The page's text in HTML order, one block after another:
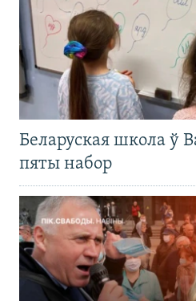
Беларуская школа ў
пяты набор